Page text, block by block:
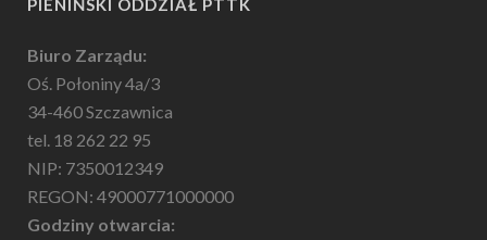
PIENIŃSKI ODDZIAŁ PTTK
Biuro Zarządu:
Oś. Połoniny 4a/3
34-460 Szczawnica
tel. 18 262 22 95
NIP: 7350012349
REGON: 49000771000000
Godziny otwarcia: